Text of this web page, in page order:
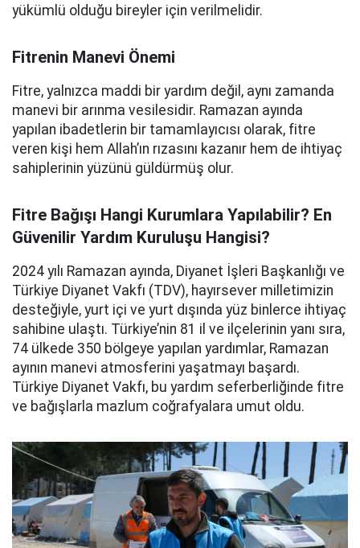
yükümlü olduğu bireyler için verilmelidir.
Fitrenin Manevi Önemi
Fitre, yalnızca maddi bir yardım değil, aynı zamanda
manevi bir arınma vesilesidir. Ramazan ayında
yapılan ibadetlerin bir tamamlayıcısı olarak, fitre
veren kişi hem Allah’ın rızasını kazanır hem de ihtiyaç
sahiplerinin yüzünü güldürmüş olur.
Fitre Bağışı Hangi Kurumlara Yapılabilir? En
Güvenilir Yardım Kuruluşu Hangisi?
2024 yılı Ramazan ayında, Diyanet İşleri Başkanlığı ve
Türkiye Diyanet Vakfı (TDV), hayırsever milletimizin
desteğiyle, yurt içi ve yurt dışında yüz binlerce ihtiyaç
sahibine ulaştı. Türkiye’nin 81 il ve ilçelerinin yanı sıra,
74 ülkede 350 bölgeye yapılan yardımlar, Ramazan
ayının manevi atmosferini yaşatmayı başardı.
Türkiye Diyanet Vakfı, bu yardım seferberliğinde fitre
ve bağışlarla mazlum coğrafyalara umut oldu.